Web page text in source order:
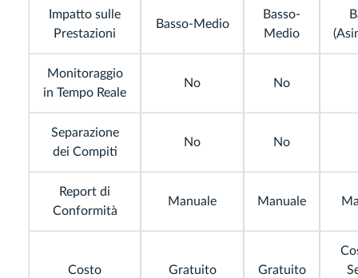
Impatto sulle
Prestazioni
Basso-Medio
Basso-
Medio
Monitoraggio
in Tempo Reale
No No
Separazione
dei Compiti
No No
Report di
Conformità
Manuale Manuale
Costo Gratuito Gratuito